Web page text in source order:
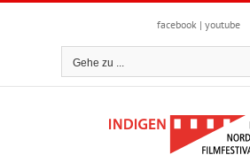
Zum
facebook | youtube
Gehe zu ...